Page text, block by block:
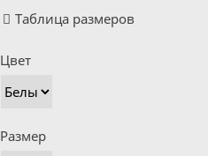
Таблица размеров
Цвет
Размер